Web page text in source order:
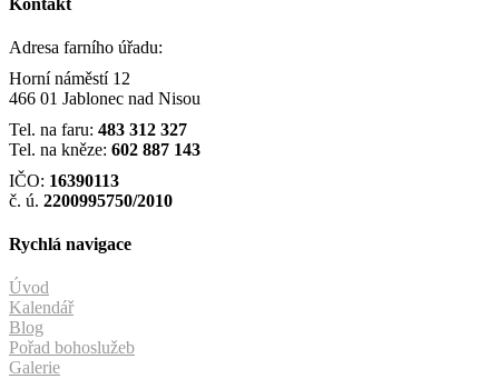
Adresa farního úřadu:
Horní náměstí 12
466 01 Jablonec nad Nisou
Tel. na faru: 483 312 327
Tel. na kněze: 602 887 143
IČO: 16390113
č. ú. 2200995750/2010
Rychlá navigace
Úvod
Kalendář
Blog
Pořad bohoslužeb
Galerie